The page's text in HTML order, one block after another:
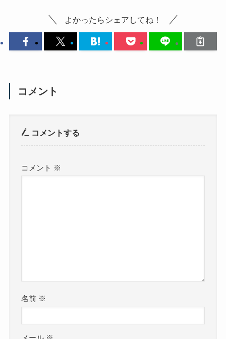
よかったらシェアしてね！
コメント
コメントする
コメント ※
名前 ※